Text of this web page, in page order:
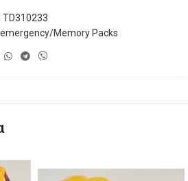
TD310233
Memory Packs